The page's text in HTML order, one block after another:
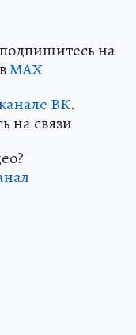
на
МАХ
ВК.
на связи